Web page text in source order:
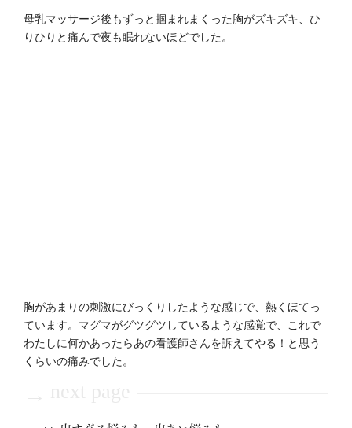
母乳マッサージ後もずっと掴まれまくった胸がズキズキ、ひ
りひりと痛んで夜も眠れないほどでした。
胸があまりの刺激にびっくりしたような感じで、熱くほてっ
ています。マグマがグツグツしているような感覚で、これで
わたしに何かあったらあの看護師さんを訴えてやる！と思う
くらいの痛みでした。